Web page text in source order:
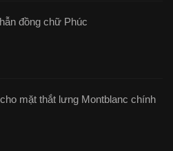
đồng chữ Phúc
mặt thắt lưng Montblanc chính